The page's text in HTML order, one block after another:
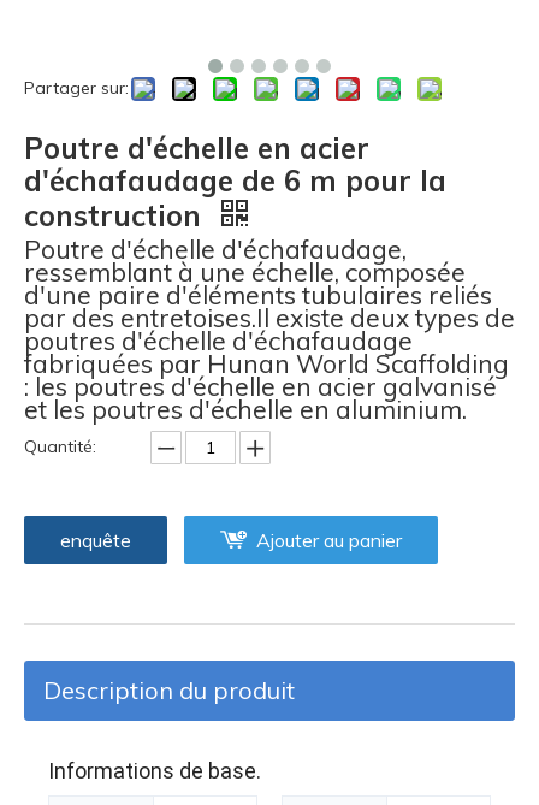
Partager sur:
Poutre d'échelle en acier
d'échafaudage de 6 m pour la
construction
Poutre d'échelle d'échafaudage,
ressemblant à une échelle, composée
d'une paire d'éléments tubulaires reliés
par des entretoises.Il existe deux types de
poutres d'échelle d'échafaudage
fabriquées par Hunan World Scaffolding
: les poutres d'échelle en acier galvanisé
et les poutres d'échelle en aluminium.
Quantité:
enquête Ajouter au panier
Description du produit
Informations de base.